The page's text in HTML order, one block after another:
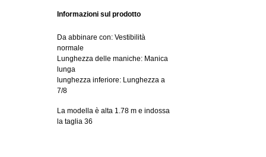
Informazioni sul prodotto
Da abbinare con: Vestibilità
normale
Lunghezza delle maniche: Manica
lunga
lunghezza inferiore: Lunghezza a
7/8
La modella è alta 1.78 m e indossa
la taglia 36